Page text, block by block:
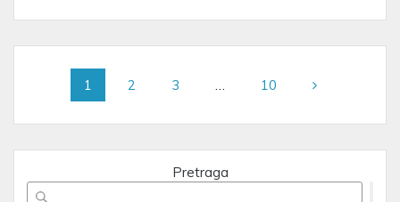
Posts
navigation
Page
1 Page
2 Page
3 … Page
10
Pretraga